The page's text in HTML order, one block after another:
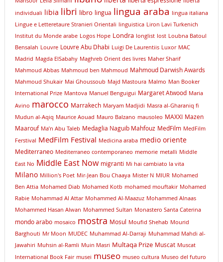
individuali libia libri libro lingua lingua araba lingua italiana
Lingue e Letteretaure Stranieri Orientali linguistica Liron Lavi Turkenich
lnstitut du Monde arabe Logos Hope Londra longlist lost Loubna Batoul
Bensalah Louvre Louvre Abu Dhabi Luigi De Laurentiis Luxor MAC
Madrid Magda ElSabahy Maghreb Orient des livres Maher Sharif
Mahmoud Abbas Mahmoud ben Mahmoud Mahmoud Darwish Awards
Mahmoud Shukair Mai Ghoussoub Majd Mastoura Malmo Man Booker
International Prize Mantova Manuel Benguigui Margaret Atwood Maria
Avino marocco Marrakech Maryam Madjidi Masra al-Gharaniq fi
Mudun al-Aqiq Maurice Aouad Mauro Balzano mausoleo MAXXI Mazen
Maarouf Ma’n Abu Taleb Medaglia Naguib Mahfouz MedFilm MedFilm
Ferstival MedFilm Festival Medicina araba medio oriente
Mediterraneo Mediterraneo contemporaneo memorie metalli Middle
East No Middle East Now migranti Mi hai cambiato la vita
Milano Million's Poet Mir-Jean Bou Chaaya Mister N MIUR Mohamed
Ben Attia Mohamed Diab Mohamed Kotb mohamed mouftakir Mohamed
Rabie Mohammad Al Attar Mohammed Al-Maazuz Mohammed Alnaas
Mohammed Hasan Alwan Mohammed Sultan Monastero Santa Caterina
mondo arabo mosaico mostra Mosul Moufid Shehab Mourid
Barghouti Mr Moon MUDEC Muhammad Al-Darraji Muhammad Mahdi al-
Jawahiri Muhsin al-Ramli Muin Masri Multaqa Prize Muscat Muscat
International Book Fair musei museo museo cultura Museo del futuro